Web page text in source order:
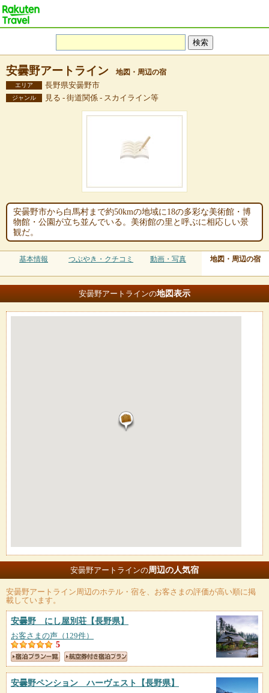
安曇野アートライン 地図・周辺の宿
エリア 長野県安曇野市
ジャンル 見る - 街道関係 - スカイライン等
安曇野市から白馬村まで約50kmの地域に18の多彩な美術館・博
物館・公園が立ち並んでいる。美術館の里と呼ぶに相応しい景
観だ。
基本情報 つぶやき・クチコミ 動画・写真 地図・周辺の宿
安曇野アートラインの地図表示
安曇野アートラインの周辺の人気宿
安曇野アートライン周辺のホテル・宿を、お客さまの評価が高い順に掲
載しています。
安曇野 にし屋別荘 【長野県】
お客さまの声（129件）
5
安曇野ペンション ハーヴェスト 【長野県】